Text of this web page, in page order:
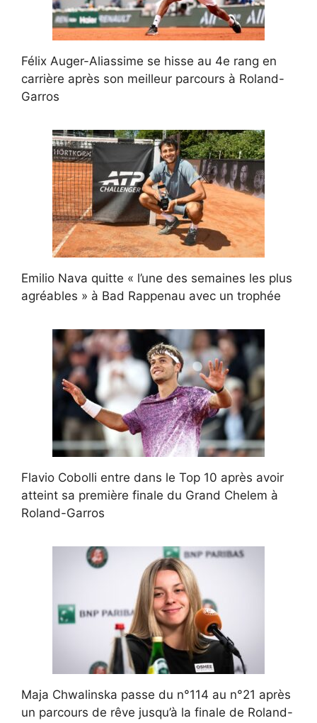
Félix Auger-Aliassime se hisse au 4e rang en
carrière après son meilleur parcours à Roland-
Garros
Emilio Nava quitte « l’une des semaines les plus
agréables » à Bad Rappenau avec un trophée
Flavio Cobolli entre dans le Top 10 après avoir
atteint sa première finale du Grand Chelem à
Roland-Garros
Maja Chwalinska passe du n°114 au n°21 après
un parcours de rêve jusqu’à la finale de Roland-